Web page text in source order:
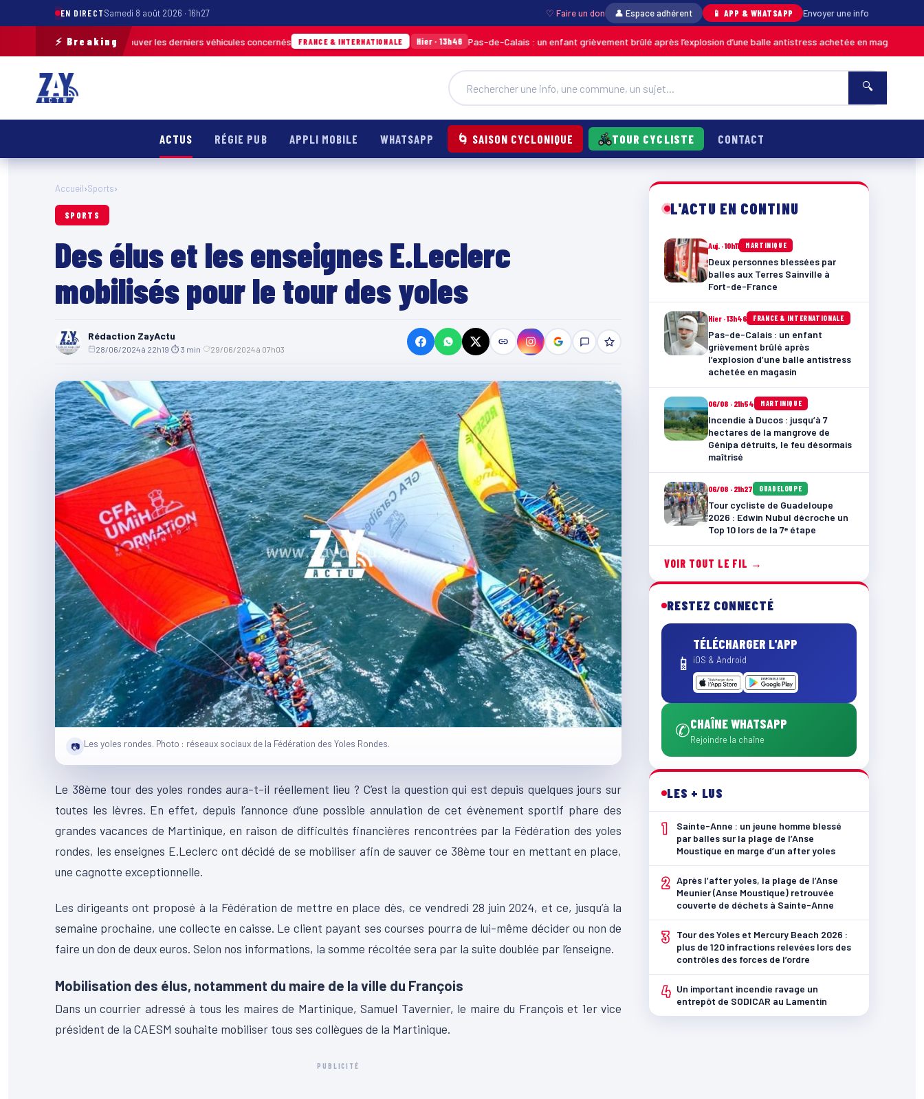
EN DIRECTSamedi 8 août 2026 · 16h27 ♡ Faire un don 👤 Espace adhérent 📱 APP & WHATSAPP Envoyer une info
⚡ Breaking
terrain pour retrouver les derniers véhicules concernés FRANCE & INTERNATIONALE Hier · 13h46 Pas-de-Calais : un enfant grièvement brûlé après l’explosion d’une balle antistress achetée en magasin MARTINIQUE
🔍
ACTUS RÉGIE PUB APPLI MOBILE WHATSAPP 🌀 SAISON CYCLONIQUE TOUR CYCLISTE CONTACT
Accueil›Sports›
SPORTS
Des élus et les enseignes E.Leclerc
mobilisés pour le tour des yoles
Rédaction ZayActu
28/06/2024 à 22h19 ⏱ 3 min 29/06/2024 à 07h03
📷 Les yoles rondes. Photo : réseaux sociaux de la Fédération des Yoles Rondes.
Le 38ème tour des yoles rondes aura-t-il réellement lieu ? C’est la question qui est depuis quelques jours sur
toutes les lèvres. En effet, depuis l’annonce d’une possible annulation de cet évènement sportif phare des
grandes vacances de Martinique, en raison de difficultés financières rencontrées par la Fédération des yoles
rondes, les enseignes E.Leclerc ont décidé de se mobiliser afin de sauver ce 38ème tour en mettant en place,
une cagnotte exceptionnelle.
Les dirigeants ont proposé à la Fédération de mettre en place dès, ce vendredi 28 juin 2024, et ce, jusqu’à la
semaine prochaine, une collecte en caisse. Le client payant ses courses pourra de lui-même décider ou non de
faire un don de deux euros. Selon nos informations, la somme récoltée sera par la suite doublée par l’enseigne.
Mobilisation des élus, notamment du maire de la ville du François
Dans un courrier adressé à tous les maires de Martinique, Samuel Tavernier, le maire du François et 1er vice
président de la CAESM souhaite mobiliser tous ses collègues de la Martinique.
PUBLICITÉ
L'ACTU EN CONTINU
Auj. · 10h11 MARTINIQUE
Deux personnes blessées par
balles aux Terres Sainville à
Fort-de-France
Hier · 13h46 FRANCE & INTERNATIONALE
Pas-de-Calais : un enfant
grièvement brûlé après
l’explosion d’une balle antistress
achetée en magasin
06/08 · 21h54 MARTINIQUE
Incendie à Ducos : jusqu’à 7
hectares de la mangrove de
Génipa détruits, le feu désormais
maîtrisé
06/08 · 21h27 GUADELOUPE
Tour cycliste de Guadeloupe
2026 : Edwin Nubul décroche un
Top 10 lors de la 7ᵉ étape
VOIR TOUT LE FIL →
RESTEZ CONNECTÉ
📱
TÉLÉCHARGER L'APP
iOS & Android
✆CHAÎNE WHATSAPP
Rejoindre la chaîne
LES + LUS
1
Sainte-Anne : un jeune homme blessé
par balles sur la plage de l’Anse
Moustique en marge d’un after yoles
2 Après l’after yoles, la plage de l’Anse
Meunier (Anse Moustique) retrouvée
couverte de déchets à Sainte-Anne
3
Tour des Yoles et Mercury Beach 2026 :
plus de 120 infractions relevées lors des
contrôles des forces de l’ordre
4 Un important incendie ravage un
entrepôt de SODICAR au Lamentin